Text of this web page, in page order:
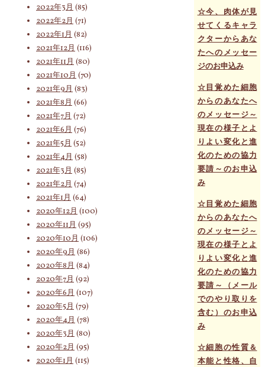
☆今、肉体が見
せてくるキャラ
クターからあな
たへのメッセー
ジのお申込み
☆目覚めた細胞
からのあなたへ
のメッセージ～
現在の様子とよ
りよい変化と進
化のための協力
要請～のお申込
み
☆目覚めた細胞
からのあなたへ
のメッセージ～
現在の様子とよ
りよい変化と進
化のための協力
要請～（メール
でのやり取りを
含む）のお申込
み
☆細胞の性質＆
本能と性格、自
2022年3月 (85)
2022年2月 (71)
2022年1月 (82)
2021年12月 (116)
2021年11月 (80)
2021年10月 (70)
2021年9月 (83)
2021年8月 (66)
2021年7月 (72)
2021年6月 (76)
2021年5月 (52)
2021年4月 (58)
2021年3月 (85)
2021年2月 (74)
2021年1月 (64)
2020年12月 (100)
2020年11月 (95)
2020年10月 (106)
2020年9月 (86)
2020年8月 (84)
2020年7月 (92)
2020年6月 (107)
2020年5月 (79)
2020年4月 (78)
2020年3月 (80)
2020年2月 (95)
2020年1月 (115)